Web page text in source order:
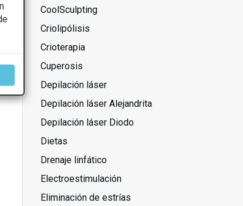
CoolSculpting
Criolipólisis
Crioterapia
Cuperosis
Depilación láser
Depilación láser Alejandrita
Depilación láser Diodo
Dietas
Drenaje linfático
Electroestimulación
Eliminación de estrías